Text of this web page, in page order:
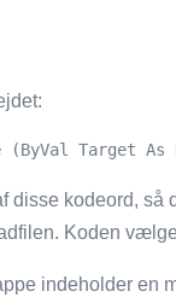
(ByVal
disse kodeord, så
Koden
indeholder en